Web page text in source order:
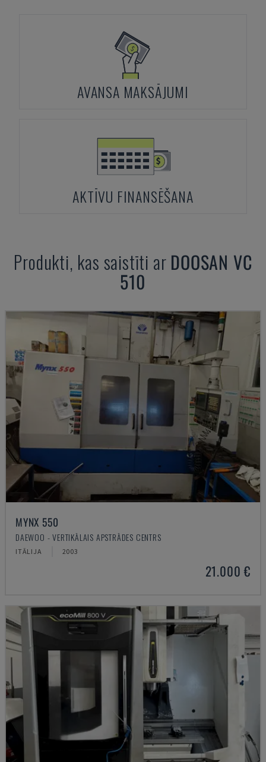
AVANSA MAKSĀJUMI
AKTĪVU FINANSĒŠANA
Produkti, kas saistīti ar DOOSAN VC
510
MYNX 550
DAEWOO - VERTIKĀLAIS APSTRĀDES CENTRS
ITĀLIJA 2003
21.000 €